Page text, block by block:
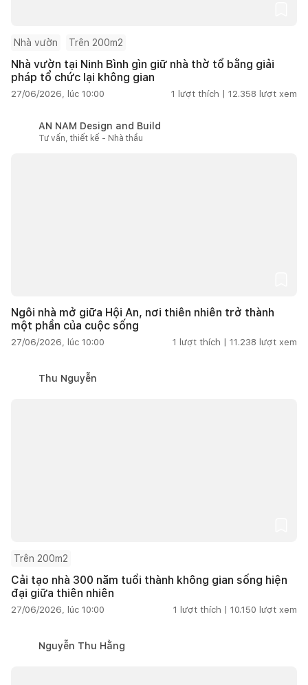
Nhà vườn Trên 200m2
Nhà vườn tại Ninh Bình gìn giữ nhà thờ tổ bằng giải
pháp tổ chức lại không gian
27/06/2026, lúc 10:00 1 lượt thích | 12.358 lượt xem
AN NAM Design and Build
Tư vấn, thiết kế - Nhà thầu
Ngôi nhà mở giữa Hội An, nơi thiên nhiên trở thành
một phần của cuộc sống
27/06/2026, lúc 10:00 1 lượt thích | 11.238 lượt xem
Thu Nguyễn
Trên 200m2
Cải tạo nhà 300 năm tuổi thành không gian sống hiện
đại giữa thiên nhiên
27/06/2026, lúc 10:00 1 lượt thích | 10.150 lượt xem
Nguyễn Thu Hằng